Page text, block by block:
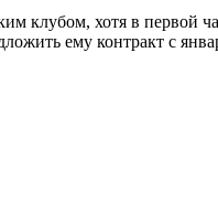
клубом, хотя в первой
ему контракт с